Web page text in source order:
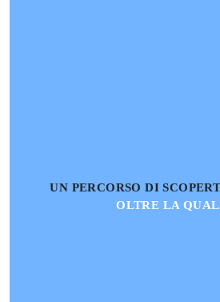
UN PERCORSO DI
OLTRE LA